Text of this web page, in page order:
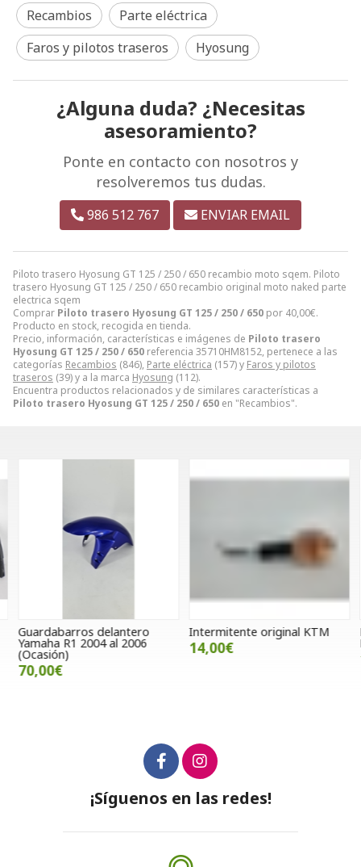
Piloto trasero Hyosung GT 125 / 250 / 650 recambio moto sqem. Piloto
trasero Hyosung GT 125 / 250 / 650 recambio original moto naked parte
electrica sqem
Comprar Piloto trasero Hyosung GT 125 / 250 / 650 por 40,00€.
Producto en stock, recogida en tienda.
Precio, información, características e imágenes de Piloto trasero
Hyosung GT 125 / 250 / 650 referencia 35710HM8152, pertenece a las
categorías Recambios (846), Parte eléctrica (157) y Faros y pilotos
traseros (39) y a la marca Hyosung (112).
Encuentra productos relacionados y de similares características a
Piloto trasero Hyosung GT 125 / 250 / 650 en "Recambios".
Recambios
Parte eléctrica
Faros y pilotos traseros
Hyosung
¿Alguna duda? ¿Necesitas
asesoramiento?
Ponte en contacto con nosotros y
resolveremos tus dudas.
986 512 767 ENVIAR EMAIL
Guardabarros delantero
Yamaha R1 2004 al 2006
(Ocasión)
70,00€
Intermitente original KTM
14,00€
¡Síguenos en las redes!